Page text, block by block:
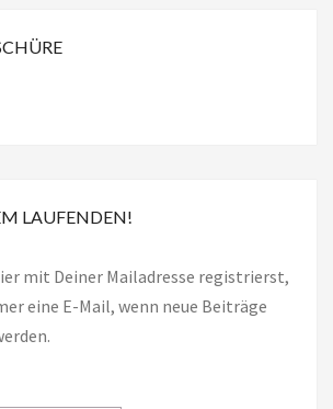
LAUFENDEN!
mit Deiner Mailadresse registrierst,
eine E-Mail, wenn neue Beiträge